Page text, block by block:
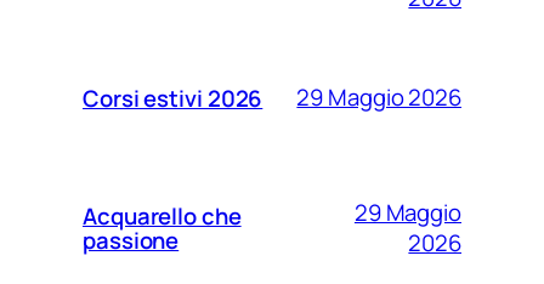
Corsi estivi 2026 29 Maggio 2026
Acquarello che
passione
29 Maggio
2026